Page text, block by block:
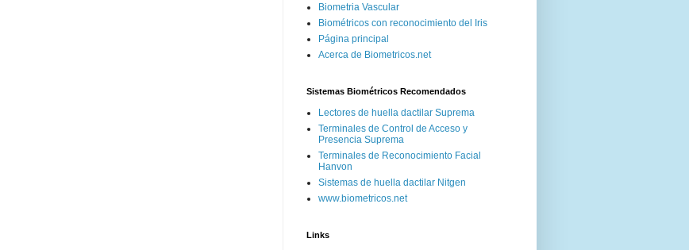
Biometria Vascular
Biométricos con reconocimiento del Iris
Página principal
Acerca de Biometricos.net
Sistemas Biométricos Recomendados
Lectores de huella dactilar Suprema
Terminales de Control de Acceso y
Presencia Suprema
Terminales de Reconocimiento Facial
Hanvon
Sistemas de huella dactilar Nitgen
www.biometricos.net
Links